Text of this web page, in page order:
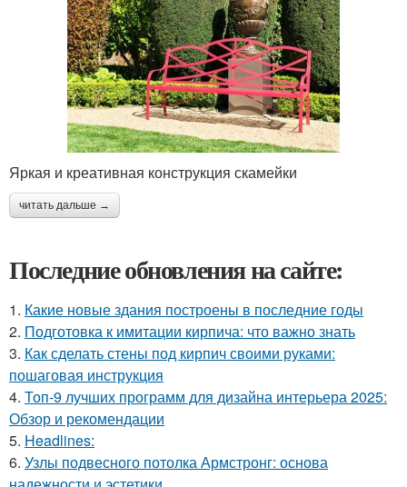
Яркая и креативная конструкция скамейки
читать дальше →
Последние обновления на сайте:
1. Какие новые здания построены в последние годы
2. Подготовка к имитации кирпича: что важно знать
3. Как сделать стены под кирпич своими руками:
пошаговая инструкция
4. Топ-9 лучших программ для дизайна интерьера 2025:
Обзор и рекомендации
5. Headlines:
6. Узлы подвесного потолка Армстронг: основа